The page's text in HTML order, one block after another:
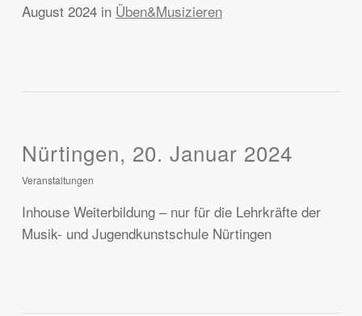
August 2024 in Üben&Musizieren
Nürtingen, 20. Januar 2024
Veranstaltungen
Inhouse Weiterbildung – nur für die Lehrkräfte der
Musik- und Jugendkunstschule Nürtingen